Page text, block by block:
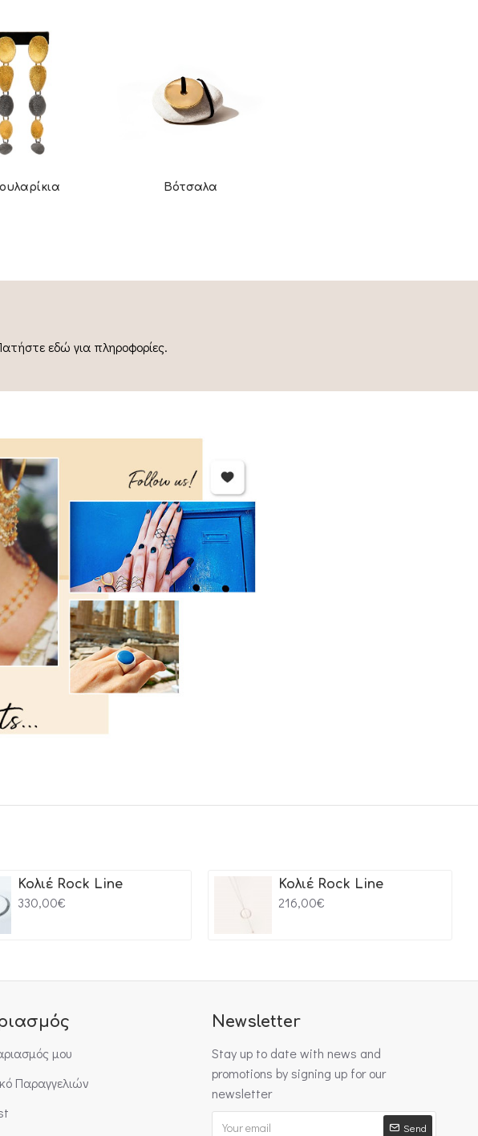
Βότσαλα
εδώ για πληροφορίες.
Κολιέ Rock Line
330,00€
Κολιέ Rock Line
216,00€
μου
Παραγγελιών
Newsletter
Stay up to date with news and
promotions by signing up for our
newsletter
Send